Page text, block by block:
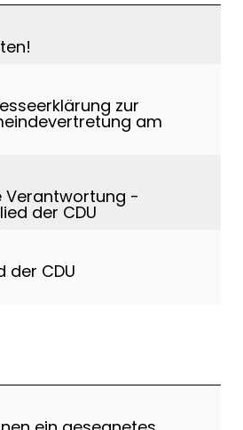
zur
am
Verantwortung -
der CDU
der CDU